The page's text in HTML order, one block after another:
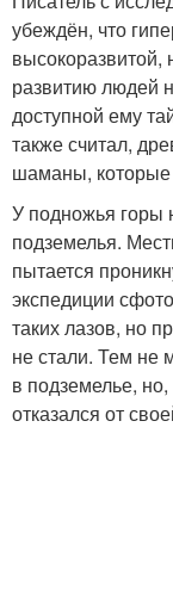
убеждён, что
развитию людей
доступной ему
также считал,
шаманы, которые
У подножья горы
подземелья.
пытается
экспедиции
таких лазов, но
не стали. Тем не
в подземелье,
отказался от